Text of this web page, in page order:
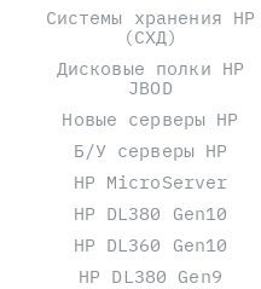
Системы хранения HP
(СХД)
Дисковые полки HP
JBOD
Новые серверы HP
Б/У серверы HP
HP MicroServer
HP DL380 Gen10
HP DL360 Gen10
HP DL380 Gen9